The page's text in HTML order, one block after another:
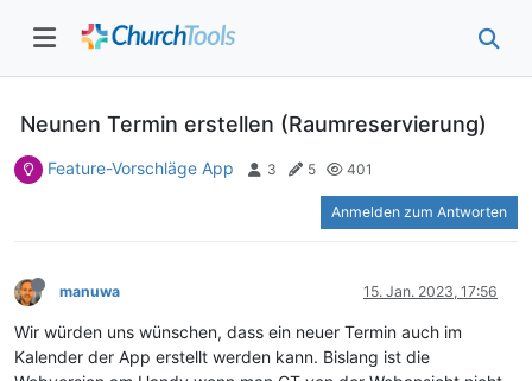
Neunen Termin erstellen (Raumreservierung)
Feature-Vorschläge App 3 5 401
Anmelden zum Antworten
manuwa 15. Jan. 2023, 17:56
Wir würden uns wünschen, dass ein neuer Termin auch im
Kalender der App erstellt werden kann. Bislang ist die